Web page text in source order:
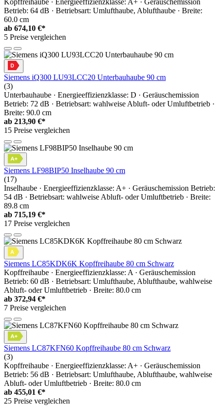
Kopffreihaube · Energieeffizienzklasse: A+ · Geräuschemission
Betrieb: 64 dB · Betriebsart: Umlufthaube, Ablufthaube · Breite:
60.0 cm
ab 674,10 €*
5 Preise vergleichen
Siemens iQ300 LU93LCC20 Unterbauhaube 90 cm
(3)
Unterbauhaube · Energieeffizienzklasse: D · Geräuschemission
Betrieb: 72 dB · Betriebsart: wahlweise Abluft- oder Umluftbetrieb ·
Breite: 90.0 cm
ab 213,90 €*
15 Preise vergleichen
Siemens LF98BIP50 Inselhaube 90 cm
(17)
Inselhaube · Energieeffizienzklasse: A+ · Geräuschemission Betrieb:
54 dB · Betriebsart: wahlweise Abluft- oder Umluftbetrieb · Breite:
89.8 cm
ab 715,19 €*
17 Preise vergleichen
Siemens LC85KDK6K Kopffreihaube 80 cm Schwarz
Kopffreihaube · Energieeffizienzklasse: A · Geräuschemission
Betrieb: 60 dB · Betriebsart: Umlufthaube, Ablufthaube, wahlweise
Abluft- oder Umluftbetrieb · Breite: 80.0 cm
ab 372,94 €*
7 Preise vergleichen
Siemens LC87KFN60 Kopffreihaube 80 cm Schwarz
(3)
Kopffreihaube · Energieeffizienzklasse: A+ · Geräuschemission
Betrieb: 56 dB · Betriebsart: Umlufthaube, Ablufthaube, wahlweise
Abluft- oder Umluftbetrieb · Breite: 80.0 cm
ab 455,01 €*
25 Preise vergleichen